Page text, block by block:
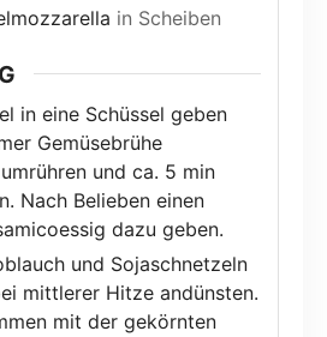
in Scheiben
in eine Schüssel geben
Gemüsebrühe
und ca. 5 min
Nach Belieben einen
dazu geben.
und Sojaschnetzeln
mittlerer Hitze andünsten.
mit der gekörnten